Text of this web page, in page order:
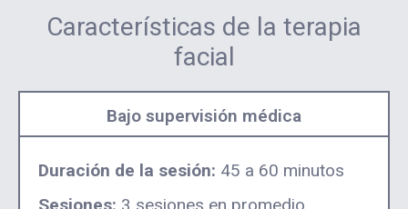
Características de la terapia
facial
Bajo supervisión médica
Duración de la sesión: 45 a 60 minutos